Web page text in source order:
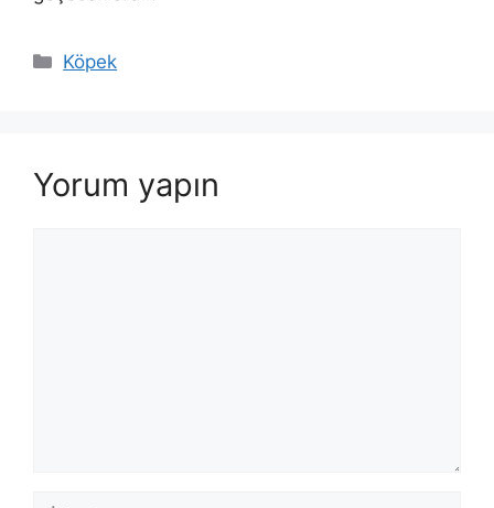
Kategoriler
Köpek
Yorum yapın
İsim